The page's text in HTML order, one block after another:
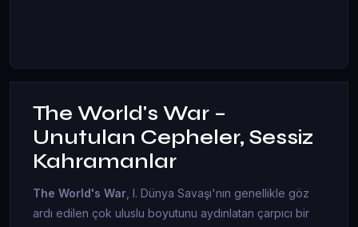
The World's War –
Unutulan Cepheler, Sessiz
Kahramanlar
The World's War , I. Dünya Savaşı'nın genellikle göz
ardı edilen çok uluslu boyutunu aydınlatan çarpıcı bir